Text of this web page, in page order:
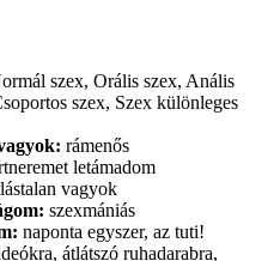
szex, Orális szex, Anális
szex, Szex különleges
rámenős
letámadom
vagyok
szexmániás
naponta egyszer, az tuti!
átlátszó ruhadarabra,